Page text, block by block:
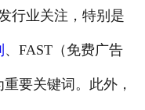
客户案例
解决方案
行业动态
业关注，特别是
、FAST（免费广告
要关键词。此外，